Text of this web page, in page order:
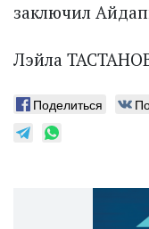
заключил
Лэйла
Поделиться